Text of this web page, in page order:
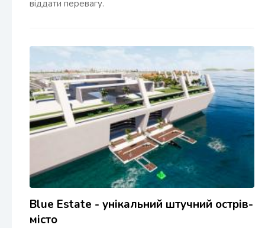
віддати перевагу.
Blue Estate - унікальний штучний острів-
місто